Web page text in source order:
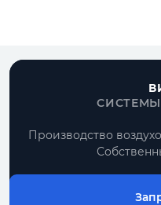
Производство